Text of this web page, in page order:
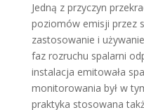
Jedną z przyczyn
poziomów emisji przez
zastosowanie i
faz rozruchu spalarni
instalacja emitowała
monitorowania był w
praktyka stosowana